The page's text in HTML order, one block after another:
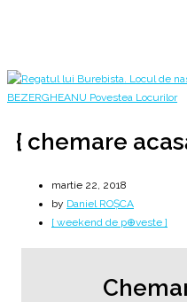
{ chemare
martie 22, 2018
by Daniel ROȘCA
[ weekend de p⊕veste ]